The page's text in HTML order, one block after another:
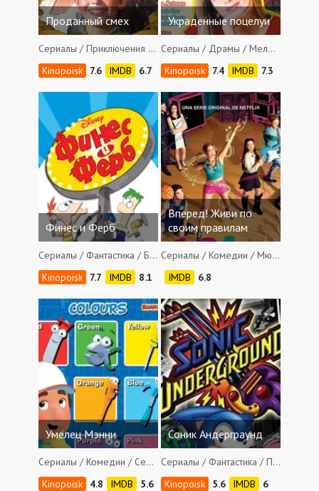
Проданный смех
Сериалы / Приключения / Фэнтези / Семейные / Мюзиклы
7.6
6.7
Украденные поцелуи
Сериалы / Драмы / Мелодрамы / Мюзиклы
7.4
7.3
Финес и Ферб
Сериалы / Фантастика / Боевики / Комедии / Семейные / Мюзиклы
7.7
8.1
Вперед! Живи по
своим правилам
Сериалы / Комедии / Мюзиклы
6.8
Умелец Мэнни
Сериалы / Комедии / Семейные / Мюзиклы
4.8
5.6
Соник Андерграунд
Сериалы / Фантастика / Приключения / Боевики / Фэнтези / Комедии / Музыкальные / Семейные / Мюзиклы
5.6
6